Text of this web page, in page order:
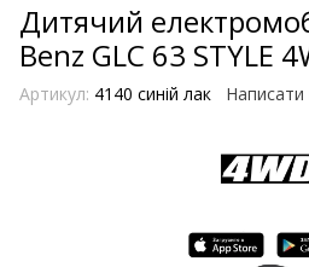
Дитячий
Benz GLC 63 STYLE
Артикул: 4140 синій лак Написати